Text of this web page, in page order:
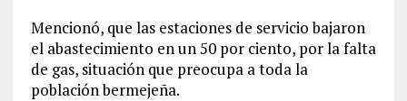
Mencionó, que las estaciones de servicio bajaron
el abastecimiento en un 50 por ciento, por la falta
de gas, situación que preocupa a toda la
población bermejeña.